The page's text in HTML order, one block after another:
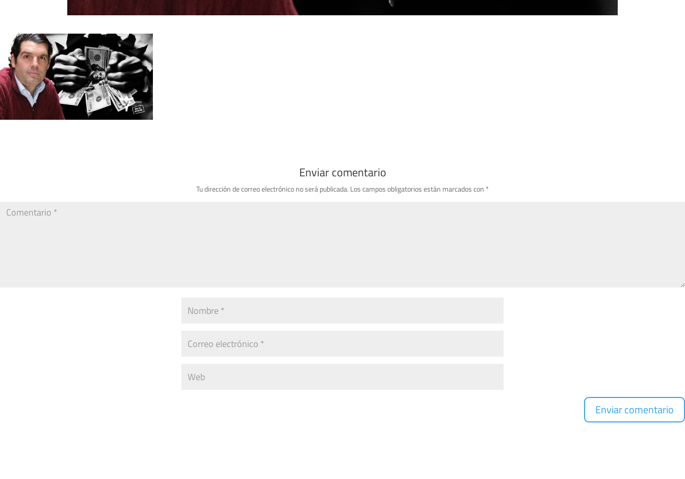
Enviar comentario
Tu dirección de correo electrónico no será publicada. Los campos obligatorios están marcados con *